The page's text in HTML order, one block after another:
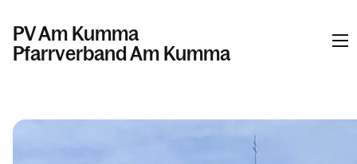
PV Am Kumma
Pfarrverband Am Kumma